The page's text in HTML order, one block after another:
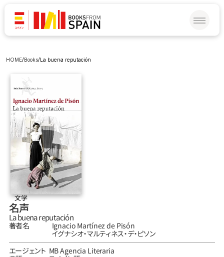
HOME/Books/La buena reputación
文学
名声
La buena reputación
著者名
Ignacio Martínez de Pisón
イグナシオ‧マルティネス‧デ‧ピソン
エージェント MB Agencia Literaria